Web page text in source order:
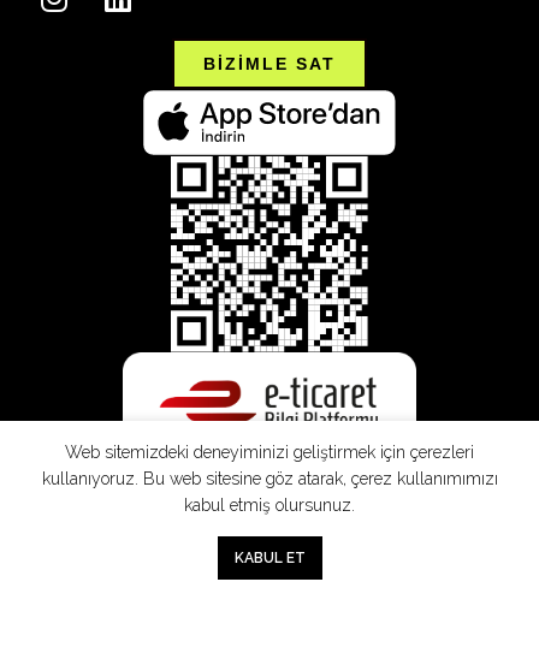
BİZİMLE SAT
Web sitemizdeki deneyiminizi geliştirmek için çerezleri
kullanıyoruz. Bu web sitesine göz atarak, çerez kullanımımızı
kabul etmiş olursunuz.
KABUL ET
Sepet